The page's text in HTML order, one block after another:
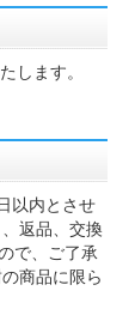
します。
以内とさせ
返品、交換
で、ご了承
商品に限ら